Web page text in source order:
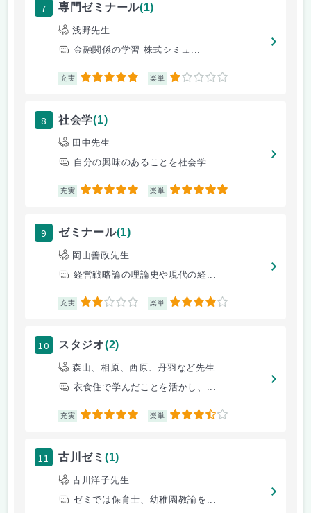
7 専門ゼミナール(1)
浅野先生
金融関係の学習 株式シミュ...
充実 5 楽単 1
8 社会学(1)
田中先生
自分の興味のあることを社会学...
充実 5 楽単 5
9 ゼミナール(1)
岡山善政先生
経営戦略論の理論史や現代の経...
充実 2 楽単 4
10 スタジオ(2)
森山、相原、西原、丹羽など先生
衣食住で学んだことを活かし、...
充実 5 楽単 3.5
11 古川ゼミ (1)
古川洋子先生
ゼミでは保育士、幼稚園教諭を...